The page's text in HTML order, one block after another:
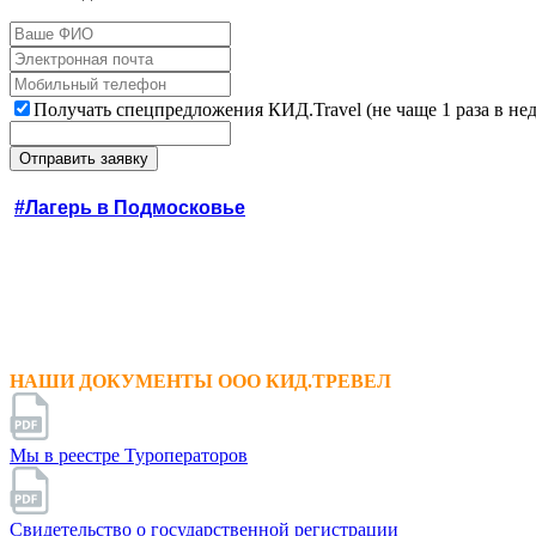
Получать спецпредложения КИД.Travel (не чаще 1 раза в
#Лагерь в Подмосковье
НАШИ ДОКУМЕНТЫ ООО КИД.ТРЕВЕЛ
Мы в реестре Туроператоров
Свидетельство о государственной регистрации